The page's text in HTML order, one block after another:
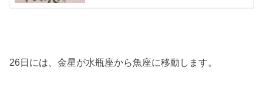
26日には、金星が水瓶座から魚座に移動します。